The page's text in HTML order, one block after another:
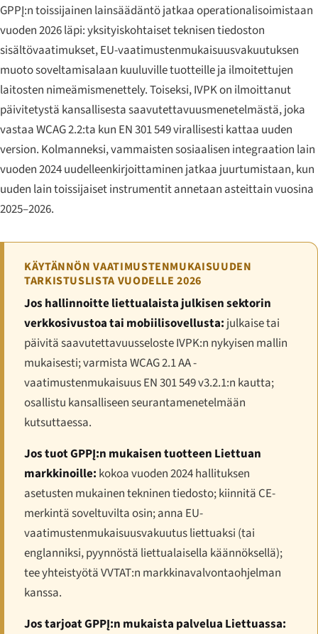
GPPĮ:n toissijainen lainsäädäntö jatkaa operationalisoimistaan
vuoden 2026 läpi: yksityiskohtaiset teknisen tiedoston
sisältövaatimukset, EU-vaatimustenmukaisuusvakuutuksen
muoto soveltamisalaan kuuluville tuotteille ja ilmoitettujen
laitosten nimeämismenettely. Toiseksi, IVPK on ilmoittanut
päivitetystä kansallisesta saavutettavuusmenetelmästä, joka
vastaa WCAG 2.2:ta kun EN 301 549 virallisesti kattaa uuden
version. Kolmanneksi, vammaisten sosiaalisen integraation lain
vuoden 2024 uudelleenkirjoittaminen jatkaa juurtumistaan, kun
uuden lain toissijaiset instrumentit annetaan asteittain vuosina
2025–2026.
KÄYTÄNNÖN VAATIMUSTENMUKAISUUDEN
TARKISTUSLISTA VUODELLE 2026
Jos hallinnoitte liettualaista julkisen sektorin
verkkosivustoa tai mobiilisovellusta: julkaise tai
päivitä saavutettavuusseloste IVPK:n nykyisen mallin
mukaisesti; varmista WCAG 2.1 AA -
vaatimustenmukaisuus EN 301 549 v3.2.1:n kautta;
osallistu kansalliseen seurantamenetelmään
kutsuttaessa.
Jos tuot GPPĮ:n mukaisen tuotteen Liettuan
markkinoille: kokoa vuoden 2024 hallituksen
asetusten mukainen tekninen tiedosto; kiinnitä CE-
merkintä soveltuvilta osin; anna EU-
vaatimustenmukaisuusvakuutus liettuaksi (tai
englanniksi, pyynnöstä liettualaisella käännöksellä);
tee yhteistyötä VVTAT:n markkinavalvontaohjelman
kanssa.
Jos tarjoat GPPĮ:n mukaista palvelua Liettuassa: